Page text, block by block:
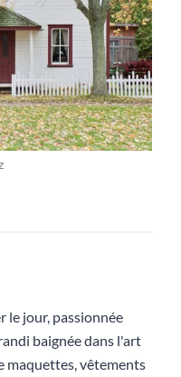
le jour, passionnée
baignée dans l'art
maquettes, vêtements